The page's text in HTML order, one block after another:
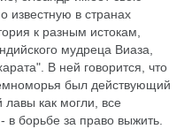
известную в странах
к разным истокам,
мудреца Виаза,
В ней говорится, что
был действующий
лавы как могли, все
борьбе за право выжить.